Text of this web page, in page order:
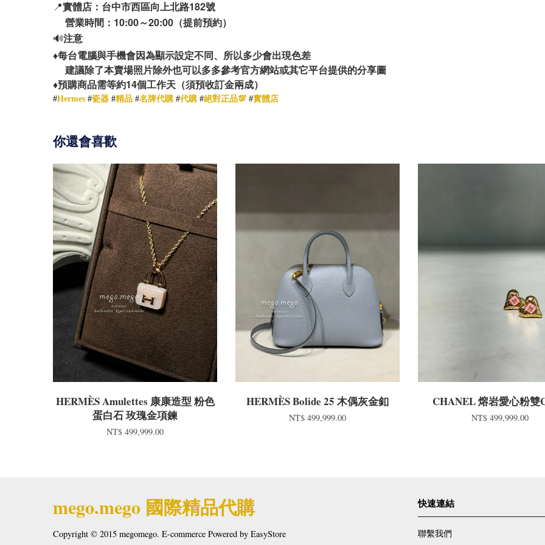
📍實體店：台中市西區向上北路182號
營業時間：10:00～20:00（提前預約）
🔊注意
♦️每台電腦與手機會因為顯示設定不同、所以多少會出現色差
建議除了本賣場照片除外也可以多多參考官方網站或其它平台提供的分享圖
♦️預購商品需等約14個工作天（須預收訂金兩成）
#Hermes #瓷器 #精品 #名牌代購 #代購 #絕對正品💯 #實體店
你還會喜歡
HERMÈS Amulettes 康康造型 粉色
蛋白石 玫瑰金項鍊
NT$ 499,999.00
HERMÈS Bolide 25 木偶灰金釦
NT$ 499,999.00
CHANEL 熔岩愛心粉雙
NT$ 499,999.00
mego.mego 國際精品代購
Copyright © 2015 megomego. E-commerce Powered by EasyStore
快速連結
聯繫我們